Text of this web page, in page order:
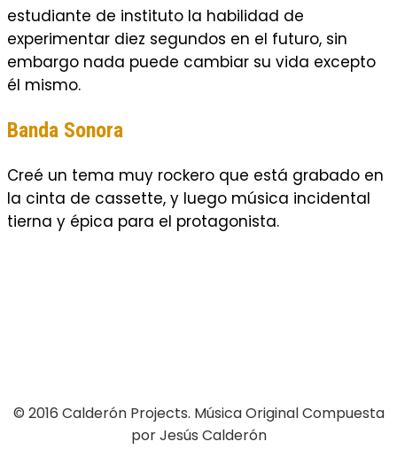
estudiante de instituto la habilidad de
experimentar diez segundos en el futuro, sin
embargo nada puede cambiar su vida excepto
él mismo.
Banda Sonora
Creé un tema muy rockero que está grabado en
la cinta de cassette, y luego música incidental
tierna y épica para el protagonista.
© 2016 Calderón Projects. Música Original Compuesta
por Jesús Calderón